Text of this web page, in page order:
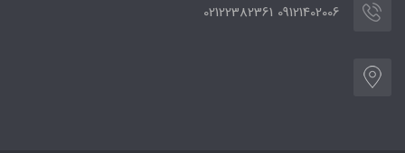
09121402006 02122382361